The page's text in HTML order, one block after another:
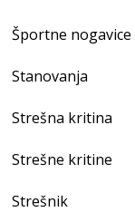
Športne nogavice
Stanovanja
Strešna kritina
Strešne kritine
Strešnik